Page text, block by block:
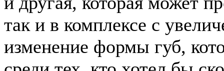
так и в комплексе с
изменение формы губ,